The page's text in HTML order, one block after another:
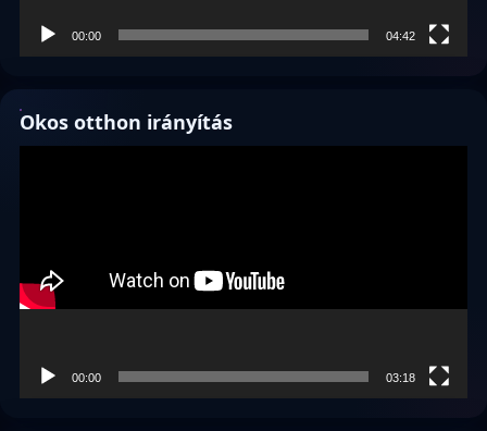
00:00 04:42
Okos otthon irányítás
00:00 03:18